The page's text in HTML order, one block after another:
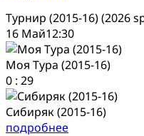
Турнир (2015-16) (2026
16 Май12:30
Моя Тура (2015-16)
0 : 29
Сибиряк (2015-16)
подробнее